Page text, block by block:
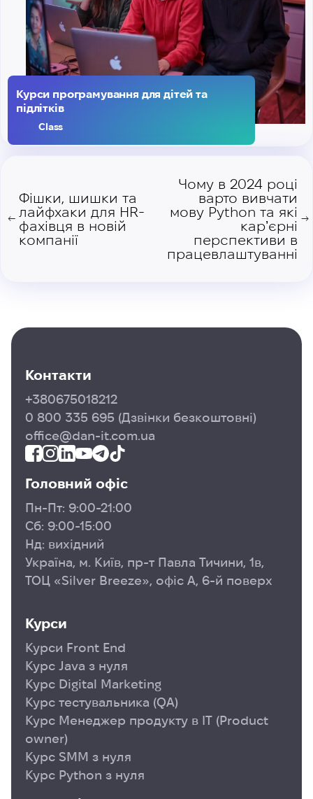
Курси програмування для дітей та
підлітків
Class
←
Фішки, шишки та
лайфхаки для HR-
фахівця в новій
компанії
Чому в 2024 році
варто вивчати
мову Python та які
карʼєрні
перспективи в
працевлаштуванні
→
Контакти
+380675018212
0 800 335 695 (Дзвінки безкоштовні)
office@dan-it.com.ua
Головний офіс
Пн-Пт: 9:00-21:00
Сб: 9:00-15:00
Нд: вихідний
Україна, м. Київ, пр-т Павла Тичини, 1в,
ТОЦ «Silver Breeze», офіс А, 6-й поверх
Курси
Курси Front End
Курс Java з нуля
Курс Digital Marketing
Курс тестувальника (QA)
Курс Менеджер продукту в ІТ (Product
owner)
Курс SMM з нуля
Курс Python з нуля